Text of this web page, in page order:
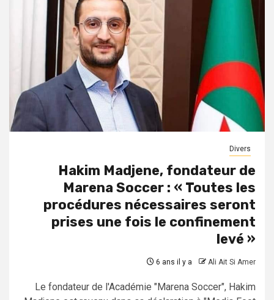
Divers
Hakim Madjene, fondateur de
Marena Soccer : « Toutes les
procédures nécessaires seront
prises une fois le confinement
levé »
6 ans il y a Ali Ait Si Amer
Le fondateur de l'Académie "Marena Soccer", Hakim